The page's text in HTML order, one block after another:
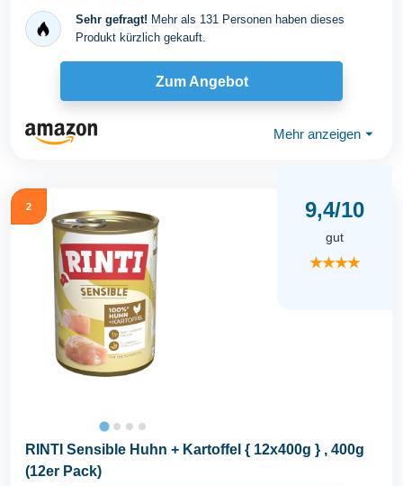
Sehr gefragt! Mehr als 131 Personen haben dieses
Produkt kürzlich gekauft.
Zum Angebot
Mehr anzeigen ⏷
2 9,4/10
gut
★★★★
RINTI Sensible Huhn + Kartoffel { 12x400g } , 400g
(12er Pack)